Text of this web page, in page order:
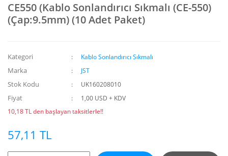
CE550 (Kablo Sonlandırıcı Sıkmalı (CE-550)
(Çap:9.5mm) (10 Adet Paket)
Kategori Kablo Sonlandırıcı Sıkmalı
Marka JST
Stok Kodu UK160208010
Fiyat
1,00 USD + KDV
10,18 TL den başlayan taksitlerle!!
57,11 TL